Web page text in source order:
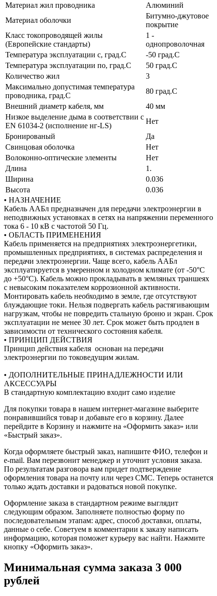
Материал жил проводника
Алюминий
Материал оболочки
Битумно-джутовое
покрытие
Класс токопроводящей жилы
(Европейские стандарты)
1 -
однопроволочная
Температура эксплуатации с, град.C
-50 град.C
Температура эксплуатации по, град.C
50 град.C
Количество жил
3
Максимально допустимая температура
проводника, град.C
80 град.C
Внешний диаметр кабеля, мм
40 мм
Низкое выделение дыма в соответствии с
EN 61034-2 (исполнение нг-LS)
Нет
Бронированый
Да
Свинцовая оболочка
Нет
Волоконно-оптические элементы
Нет
Длина
1.
Ширина
0.036
Высота
0.036
• НАЗНАЧЕНИЕ
Кабель ААБл предназначен для передачи электроэнергии в
неподвижных установках в сетях на напряжении переменного
тока 6 - 10 кВ с частотой 50 Гц.
• ОБЛАСТЬ ПРИМЕНЕНИЯ
Кабель применяется на предприятиях электроэнергетики,
промышленных предприятиях, в системах распределения и
передачи электроэнергии. Чаще всего, кабель ААБл
эксплуатируется в умеренном и холодном климате (от -50°С
до +50°С). Кабель можно прокладывать в земляных траншеях
с невысоким показателем коррозионной активности.
Монтировать кабель необходимо в земле, где отсутствуют
блуждающие токи. Нельзя подвергать кабель растягивающим
нагрузкам, чтобы не повредить стальную броню и экран. Срок
эксплуатации не менее 30 лет. Срок может быть продлен в
зависимости от технического состояния кабеля.
• ПРИНЦИП ДЕЙСТВИЯ
Принцип действия кабеля основан на передачи
электроэнергии по токоведущим жилам.
• ДОПОЛНИТЕЛЬНЫЕ ПРИНАДЛЕЖНОСТИ ИЛИ
АКСЕССУАРЫ
В стандартную комплектацию входит само изделие
Для покупки товара в нашем интернет-магазине выберите
понравившийся товар и добавьте его в корзину. Далее
перейдите в Корзину и нажмите на «Оформить заказ» или
«Быстрый заказ».
Когда оформляете быстрый заказ, напишите ФИО, телефон и
e-mail. Вам перезвонит менеджер и уточнит условия заказа.
По результатам разговора вам придет подтверждение
оформления товара на почту или через СМС. Теперь останется
только ждать доставки и радоваться новой покупке.
Оформление заказа в стандартном режиме выглядит
следующим образом. Заполняете полностью форму по
последовательным этапам: адрес, способ доставки, оплаты,
данные о себе. Советуем в комментарии к заказу написать
информацию, которая поможет курьеру вас найти. Нажмите
кнопку «Оформить заказ».
Минимальная сумма заказа 3 000
рублей